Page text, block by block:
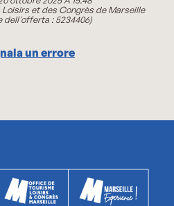
et des Congrès de Marseille
dell'offerta :5234406)
un errore